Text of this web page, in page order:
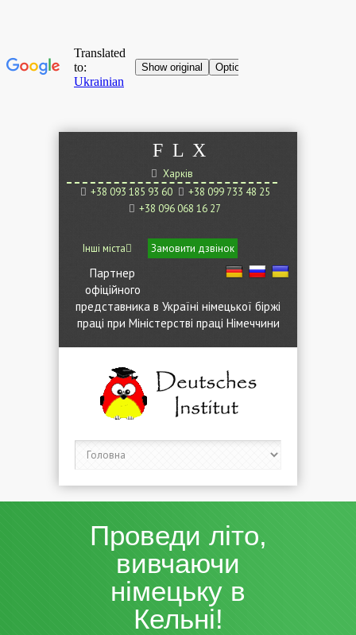
F L X
Харків
+38 093 185 93 60
+38 099 733 48 25
+38 096 068 16 27
Інші міста Замовити дзвінок
Партнер
офіційного
представника в Україні німецької біржі
праці при Міністерстві праці Німеччини
Проведи літо,
вивчаючи
німецьку в
Кельні!